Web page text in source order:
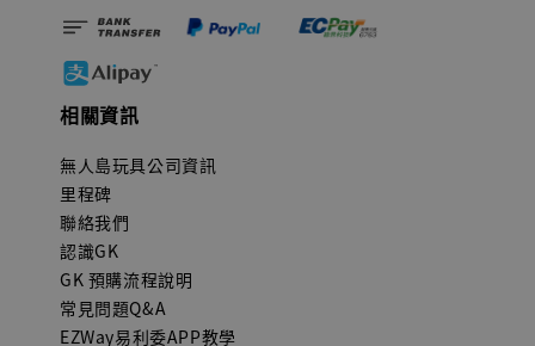
相關資訊
無人島玩具公司資訊
里程碑
聯絡我們
認識GK
GK 預購流程說明
常見問題Q&A
EZWay易利委APP教學